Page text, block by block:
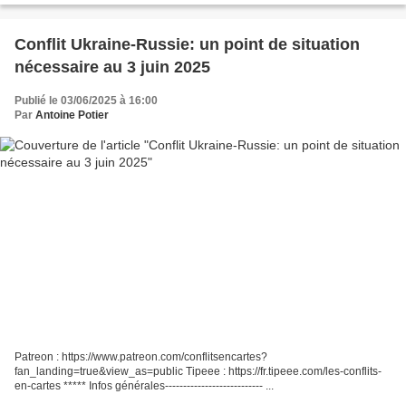
Conflit Ukraine-Russie: un point de situation
nécessaire au 3 juin 2025
Publié le 03/06/2025 à 16:00
Par Antoine Potier
Patreon : https://www.patreon.com/conflitsencartes?
fan_landing=true&view_as=public Tipeee : https://fr.tipeee.com/les-conflits-
en-cartes ***** Infos générales--------------------------- ...